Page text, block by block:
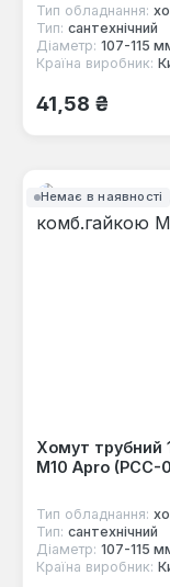
Тип обладнання:
Тип: сантехнічний
Діаметр: 107-115
Країна виробник:
Звичайна ціна:
41,58 ₴
Немає в наявності
Хомут трубний
М10 Apro (PCC-
Тип обладнання:
Тип: сантехнічний
Діаметр: 107-115
Країна виробник: